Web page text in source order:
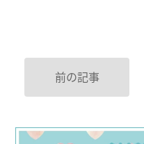
前の記事